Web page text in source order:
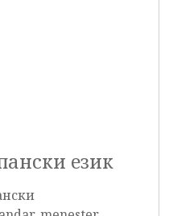
език